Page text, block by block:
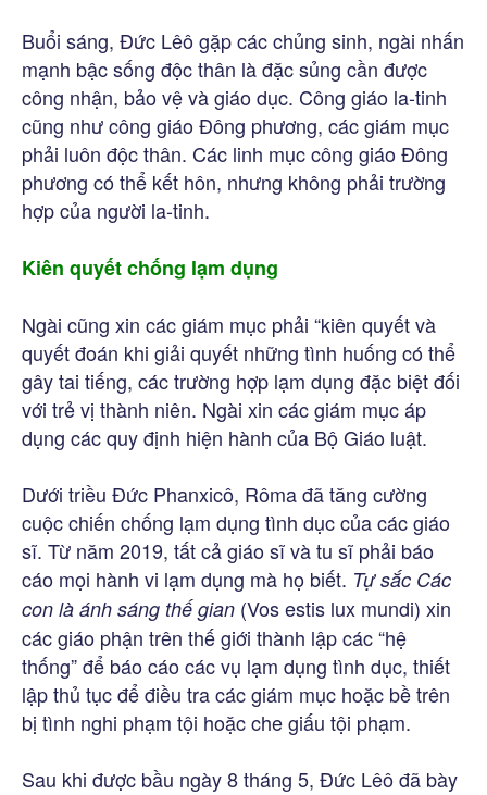
Buổi sáng, Đức Lêô gặp các chủng sinh, ngài nhấn
mạnh bậc sống độc thân là đặc sủng cần được
công nhận, bảo vệ và giáo dục. Công giáo la-tinh
cũng như công giáo Đông phương, các giám mục
phải luôn độc thân. Các linh mục công giáo Đông
phương có thể kết hôn, nhưng không phải trường
hợp của người la-tinh.
Kiên quyết chống lạm dụng
Ngài cũng xin các giám mục phải “kiên quyết và
quyết đoán khi giải quyết những tình huống có thể
gây tai tiếng, các trường hợp lạm dụng đặc biệt đối
với trẻ vị thành niên. Ngài xin các giám mục áp
dụng các quy định hiện hành của Bộ Giáo luật.
Dưới triều Đức Phanxicô, Rôma đã tăng cường
cuộc chiến chống lạm dụng tình dục của các giáo
sĩ. Từ năm 2019, tất cả giáo sĩ và tu sĩ phải báo
cáo mọi hành vi lạm dụng mà họ biết. Tự sắc Các
con là ánh sáng thế gian (Vos estis lux mundi) xin
các giáo phận trên thế giới thành lập các “hệ
thống” để báo cáo các vụ lạm dụng tình dục, thiết
lập thủ tục để điều tra các giám mục hoặc bề trên
bị tình nghi phạm tội hoặc che giấu tội phạm.
Sau khi được bầu ngày 8 tháng 5, Đức Lêô đã bày